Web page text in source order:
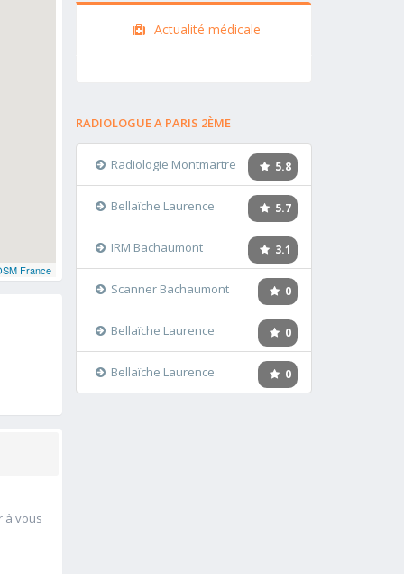
France
à vous
Actualité médicale
RADIOLOGUE A PARIS 2ÈME
5.8
Radiologie Montmartre
5.7
Bellaïche Laurence
3.1
IRM Bachaumont
0
Scanner Bachaumont
0
Bellaïche Laurence
0
Bellaïche Laurence